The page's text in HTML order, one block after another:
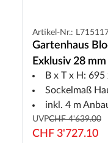
Artikel-Nr.:
Gartenhaus
Exklusiv 28
B x T x H:
Sockelmaß
inkl. 4 m
UVPCHF 4'639.00
CHF 3'727.10